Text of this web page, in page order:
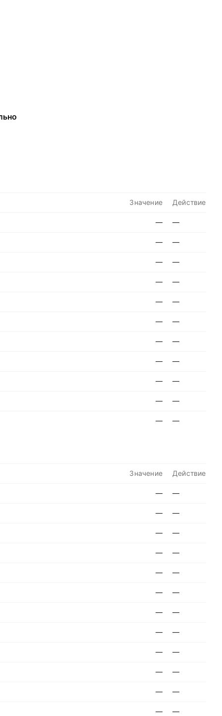
Значение Действие
— —
— —
— —
— —
— —
— —
— —
— —
— —
— —
— —
Значение Действие
— —
— —
— —
— —
— —
— —
— —
— —
— —
— —
— —
— —